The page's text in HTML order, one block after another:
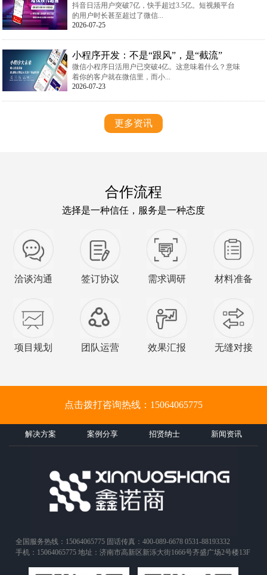
抖音日活用户突破7亿，快手超过3.5亿。短视频平台
的用户时长甚至超过了微信...
2026-07-25
小程序开发：不是“跟风”，是“截流”
微信小程序日活用户已突破4亿。这意味着什么？意味
着你的客户就在微信里，而小...
2026-07-23
更多资讯
合作流程
选择是一种信任，服务是一种态度
洽谈沟通 签订协议 需求调研 材料准备
项目规划 团队运营 效果汇报 无缝对接
点击拨打咨询热线：15064065775
解决方案 案例分享 招贤纳士 新闻资讯
全国服务热线：15064065775 固话传真：400-089-6678 0531-88193332
手机：15064065775 地址：济南市高新区新泺大街1666号齐盛广场2号楼13F